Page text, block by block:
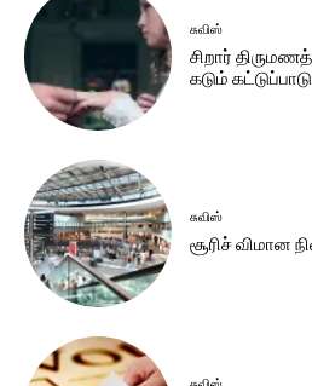
சுவிஸ்
சிறார்
கடும்
சுவிஸ்
சூரிச் விமான